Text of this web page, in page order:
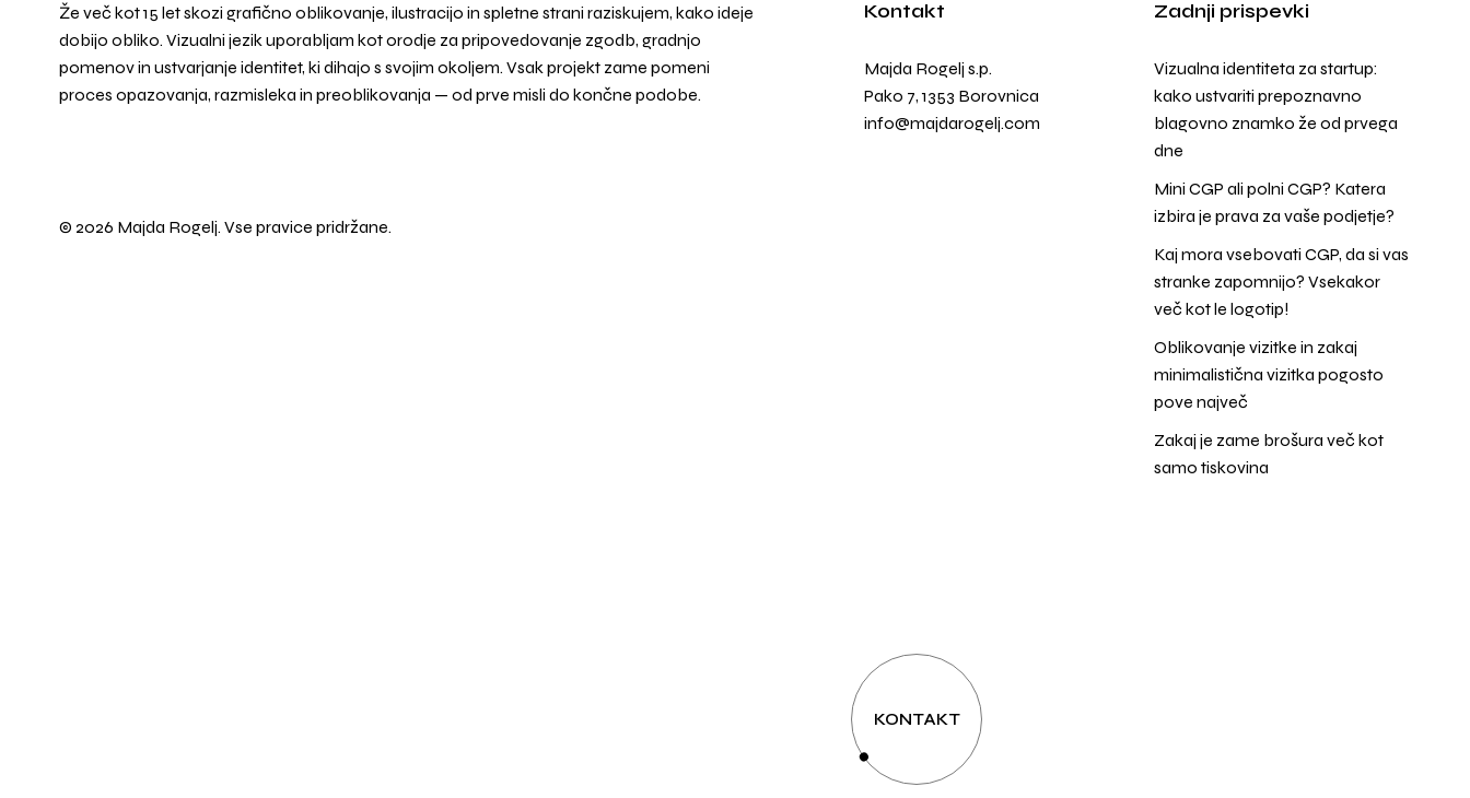
Že več kot 15 let skozi grafično oblikovanje, ilustracijo in spletne strani raziskujem, kako ideje
dobijo obliko. Vizualni jezik uporabljam kot orodje za pripovedovanje zgodb, gradnjo
pomenov in ustvarjanje identitet, ki dihajo s svojim okoljem. Vsak projekt zame pomeni
proces opazovanja, razmisleka in preoblikovanja — od prve misli do končne podobe.
© 2026 Majda Rogelj. Vse pravice pridržane.
Kontakt
Majda Rogelj s.p.
Pako 7, 1353 Borovnica
info@majdarogelj.com
Zadnji prispevki
Vizualna identiteta za startup:
kako ustvariti prepoznavno
blagovno znamko že od prvega
dne
Mini CGP ali polni CGP? Katera
izbira je prava za vaše podjetje?
Kaj mora vsebovati CGP, da si vas
stranke zapomnijo? Vsekakor
več kot le logotip!
Oblikovanje vizitke in zakaj
minimalistična vizitka pogosto
pove največ
Zakaj je zame brošura več kot
samo tiskovina
KONTAKT